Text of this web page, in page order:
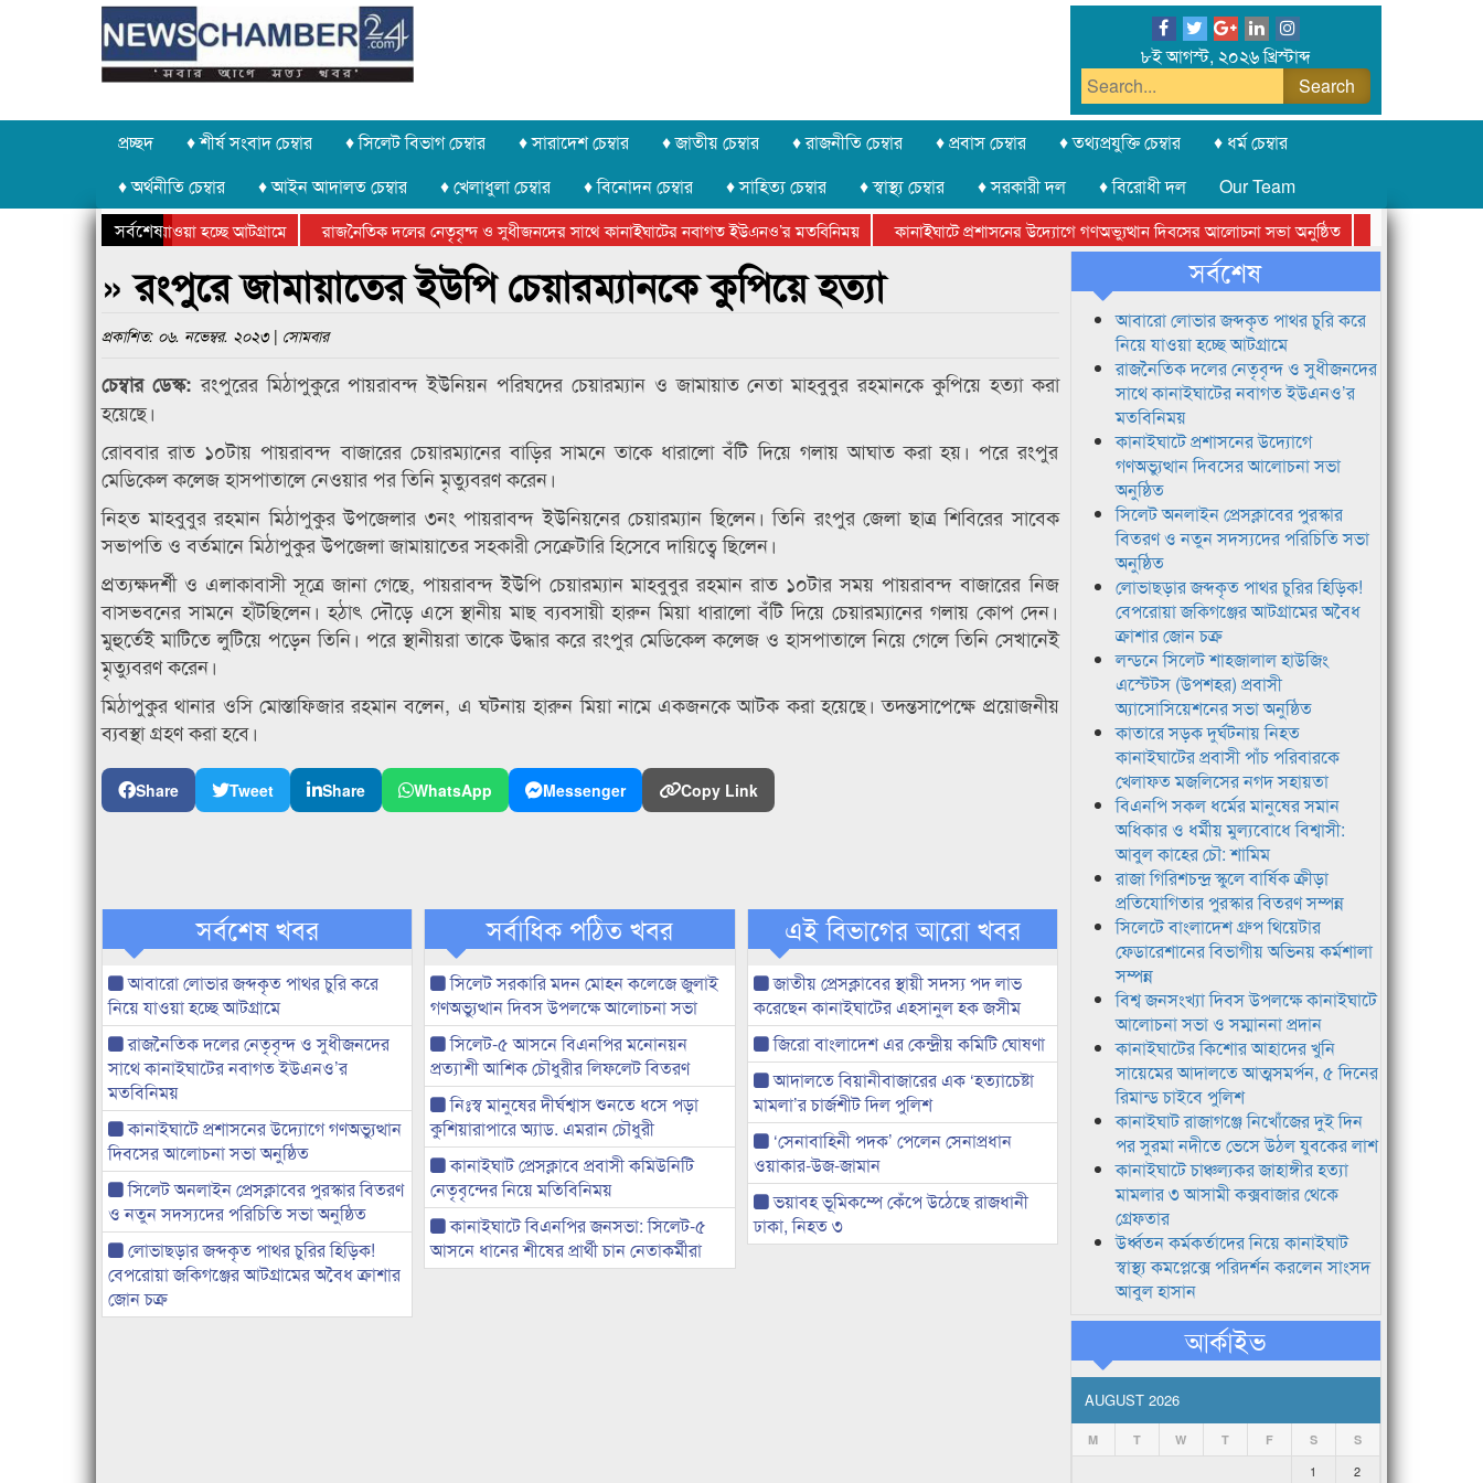
৮ই আগস্ট, ২০২৬ খ্রিস্টাব্দ
প্রচ্ছদ ♦ শীর্ষ সংবাদ চেম্বার ♦ সিলেট বিভাগ চেম্বার ♦ সারাদেশ চেম্বার ♦ জাতীয় চেম্বার ♦ রাজনীতি চেম্বার ♦ প্রবাস চেম্বার ♦ তথ্যপ্রযুক্তি চেম্বার
♦ ধর্ম চেম্বার
♦ অর্থনীতি চেম্বার
♦ আইন আদালত চেম্বার ♦ খেলাধুলা চেম্বার ♦ বিনোদন চেম্বার ♦ সাহিত্য চেম্বার ♦ স্বাস্থ্য চেম্বার ♦ সরকারী দল ♦ বিরোধী দল
Our Team
সর্বশেষ
চুরি করে নিয়ে যাওয়া হচ্ছে আটগ্রামে রাজনৈতিক দলের নেতৃবৃন্দ ও সুধীজনদের সাথে কানাইঘাটের নবাগত ইউএনও’র মতবিনিময় কানাইঘাটে প্রশাসনের উদ্যোগে গণঅভ্যুত্থান দিবসের আলোচনা সভা অনুষ্ঠিত
সিলেট অনলাইন
ক্রীড়া প্রতিযোগিতার পুরস্কার বিতরণ সম্পন্ন
সিলেটে বাংলাদেশ গ্রুপ থিয়েটার ফেডারেশানের বিভাগীয় অভিনয় কর্মশালা সম্পন্ন
» রংপুরে জামায়াতের ইউপি চেয়ারম্যানকে কুপিয়ে হত্যা
প্রকাশিত: ০৬. নভেম্বর. ২০২৩ | সোমবার
চেম্বার ডেস্ক:রংপুরের মিঠাপুকুরে পায়রাবন্দ ইউনিয়ন পরিষদের চেয়ারম্যান ও জামায়াত নেতা মাহবুবুর রহমানকে কুপিয়ে হত্যা করা
হয়েছে।
রোববার রাত ১০টায় পায়রাবন্দ বাজারের চেয়ারম্যানের বাড়ির সামনে তাকে ধারালো বঁটি দিয়ে গলায় আঘাত করা হয়। পরে রংপুর
মেডিকেল কলেজ হাসপাতালে নেওয়ার পর তিনি মৃত্যুবরণ করেন।
নিহত মাহবুবুর রহমান মিঠাপুকুর উপজেলার ৩নং পায়রাবন্দ ইউনিয়নের চেয়ারম্যান ছিলেন। তিনি রংপুর জেলা ছাত্র শিবিরের সাবেক
সভাপতি ও বর্তমানে মিঠাপুকুর উপজেলা জামায়াতের সহকারী সেক্রেটারি হিসেবে দায়িত্বে ছিলেন।
প্রত্যক্ষদর্শী ও এলাকাবাসী সূত্রে জানা গেছে, পায়রাবন্দ ইউপি চেয়ারম্যান মাহবুবুর রহমান রাত ১০টার সময় পায়রাবন্দ বাজারের নিজ
বাসভবনের সামনে হাঁটছিলেন। হঠাৎ দৌড়ে এসে স্থানীয় মাছ ব্যবসায়ী হারুন মিয়া ধারালো বঁটি দিয়ে চেয়ারম্যানের গলায় কোপ দেন।
মুহুর্তেই মাটিতে লুটিয়ে পড়েন তিনি। পরে স্থানীয়রা তাকে উদ্ধার করে রংপুর মেডিকেল কলেজ ও হাসপাতালে নিয়ে গেলে তিনি সেখানেই
মৃত্যুবরণ করেন।
মিঠাপুকুর থানার ওসি মোস্তাফিজার রহমান বলেন, এ ঘটনায় হারুন মিয়া নামে একজনকে আটক করা হয়েছে। তদন্তসাপেক্ষে প্রয়োজনীয়
ব্যবস্থা গ্রহণ করা হবে।
Share Tweet Share WhatsApp Messenger Copy Link
সর্বশেষ খবর
আবারো লোভার জব্দকৃত পাথর চুরি করে
নিয়ে যাওয়া হচ্ছে আটগ্রামে
রাজনৈতিক দলের নেতৃবৃন্দ ও সুধীজনদের
সাথে কানাইঘাটের নবাগত ইউএনও’র
মতবিনিময়
কানাইঘাটে প্রশাসনের উদ্যোগে গণঅভ্যুত্থান
দিবসের আলোচনা সভা অনুষ্ঠিত
সিলেট অনলাইন প্রেসক্লাবের পুরস্কার বিতরণ
ও নতুন সদস্যদের পরিচিতি সভা অনুষ্ঠিত
লোভাছড়ার জব্দকৃত পাথর চুরির হিড়িক!
বেপরোয়া জকিগঞ্জের আটগ্রামের অবৈধ ক্রাশার
জোন চক্র
সর্বাধিক পঠিত খবর
সিলেট সরকারি মদন মোহন কলেজে জুলাই
গণঅভ্যুত্থান দিবস উপলক্ষে আলোচনা সভা
সিলেট-৫ আসনে বিএনপির মনোনয়ন
প্রত্যাশী আশিক চৌধুরীর লিফলেট বিতরণ
নিঃস্ব মানুষের দীর্ঘশ্বাস শুনতে ধসে পড়া
কুশিয়ারাপারে অ্যাড. এমরান চৌধুরী
কানাইঘাট প্রেসক্লাবে প্রবাসী কমিউনিটি
নেতৃবৃন্দের নিয়ে মতিবিনিময়
কানাইঘাটে বিএনপির জনসভা: সিলেট-৫
আসনে ধানের শীষের প্রার্থী চান নেতাকর্মীরা
এই বিভাগের আরো খবর
জাতীয় প্রেসক্লাবের স্থায়ী সদস্য পদ লাভ
করেছেন কানাইঘাটের এহসানুল হক জসীম
জিরো বাংলাদেশ এর কেন্দ্রীয় কমিটি ঘোষণা
আদালতে বিয়ানীবাজারের এক ‘হত্যাচেষ্টা
মামলা’র চার্জশীট দিল পুলিশ
‘সেনাবাহিনী পদক’ পেলেন সেনাপ্রধান
ওয়াকার-উজ-জামান
ভয়াবহ ভূমিকম্পে কেঁপে উঠেছে রাজধানী
ঢাকা, নিহত ৩
সর্বশেষ
আবারো লোভার জব্দকৃত পাথর চুরি করে
নিয়ে যাওয়া হচ্ছে আটগ্রামে
রাজনৈতিক দলের নেতৃবৃন্দ ও সুধীজনদের
সাথে কানাইঘাটের নবাগত ইউএনও’র
মতবিনিময়
কানাইঘাটে প্রশাসনের উদ্যোগে
গণঅভ্যুত্থান দিবসের আলোচনা সভা
অনুষ্ঠিত
সিলেট অনলাইন প্রেসক্লাবের পুরস্কার
বিতরণ ও নতুন সদস্যদের পরিচিতি সভা
অনুষ্ঠিত
লোভাছড়ার জব্দকৃত পাথর চুরির হিড়িক!
বেপরোয়া জকিগঞ্জের আটগ্রামের অবৈধ
ক্রাশার জোন চক্র
লন্ডনে সিলেট শাহজালাল হাউজিং
এস্টেটস (উপশহর) প্রবাসী
অ্যাসোসিয়েশনের সভা অনুষ্ঠিত
কাতারে সড়ক দুর্ঘটনায় নিহত
কানাইঘাটের প্রবাসী পাঁচ পরিবারকে
খেলাফত মজলিসের নগদ সহায়তা
বিএনপি সকল ধর্মের মানুষের সমান
অধিকার ও ধর্মীয় মুল্যবোধে বিশ্বাসী:
আবুল কাহের চৌ: শামিম
রাজা গিরিশচন্দ্র স্কুলে বার্ষিক ক্রীড়া
প্রতিযোগিতার পুরস্কার বিতরণ সম্পন্ন
সিলেটে বাংলাদেশ গ্রুপ থিয়েটার
ফেডারেশানের বিভাগীয় অভিনয় কর্মশালা
সম্পন্ন
বিশ্ব জনসংখ্যা দিবস উপলক্ষে কানাইঘাটে
আলোচনা সভা ও সম্মাননা প্রদান
কানাইঘাটের কিশোর আহাদের খুনি
সায়েমের আদালতে আত্মসমর্পন, ৫ দিনের
রিমান্ড চাইবে পুলিশ
কানাইঘাট রাজাগঞ্জে নিখোঁজের দুই দিন
পর সুরমা নদীতে ভেসে উঠল যুবকের লাশ
কানাইঘাটে চাঞ্চল্যকর জাহাঙ্গীর হত্যা
মামলার ৩ আসামী কক্সবাজার থেকে
গ্রেফতার
উর্ধ্বতন কর্মকর্তাদের নিয়ে কানাইঘাট
স্বাস্থ্য কমপ্লেক্সে পরিদর্শন করলেন সাংসদ
আবুল হাসান
আর্কাইভ
AUGUST 2026
M T W T F S S
1
2